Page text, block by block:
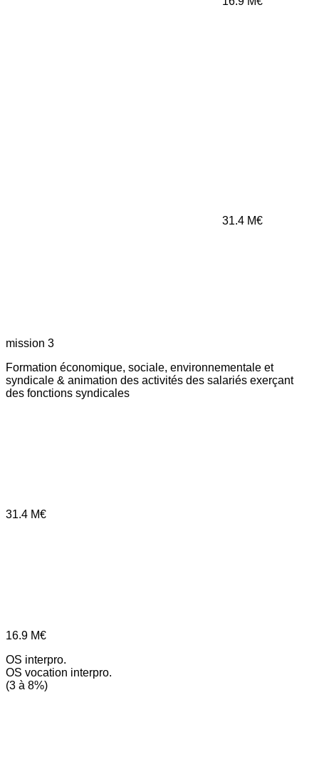
31.4 M€
mission 3
Formation économique, sociale, environnementale et
syndicale & animation des activités des salariés exerçant
des fonctions syndicales
31.4 M€
16.9 M€
OS interpro.
OS vocation interpro.
(3 à 8%)